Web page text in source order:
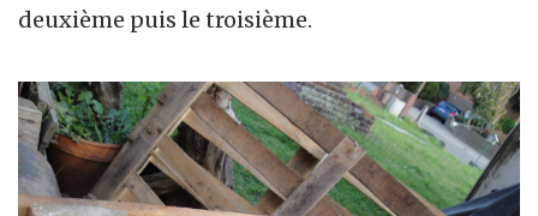
deuxième puis le troisième.